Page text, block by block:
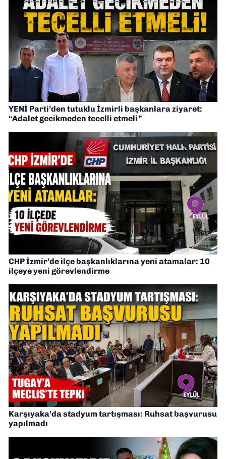
YENİ Parti’den tutuklu İzmirli başkanlara ziyaret:
“Adalet gecikmeden tecelli etmeli”
CHP İzmir’de ilçe başkanlıklarına yeni atamalar: 10
ilçeye yeni görevlendirme
Karşıyaka’da stadyum tartışması: Ruhsat başvurusu
yapılmadı